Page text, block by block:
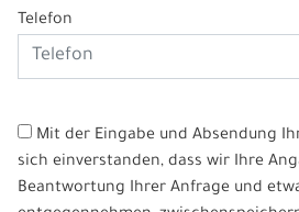
Telefon
Mit der Eingabe und Absendung
sich einverstanden, dass wir Ihre
Beantwortung Ihrer Anfrage und